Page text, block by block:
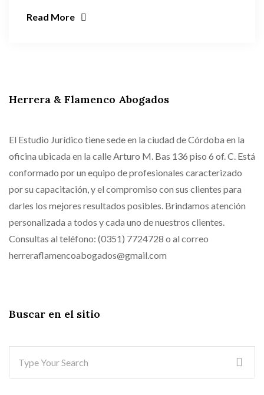
Read More
Herrera & Flamenco Abogados
El Estudio Jurídico tiene sede en la ciudad de Córdoba en la
oficina ubicada en la calle Arturo M. Bas 136 piso 6 of. C. Está
conformado por un equipo de profesionales caracterizado
por su capacitación, y el compromiso con sus clientes para
darles los mejores resultados posibles. Brindamos atención
personalizada a todos y cada uno de nuestros clientes.
Consultas al teléfono: (0351) 7724728 o al correo
herreraflamencoabogados@gmail.com
Buscar en el sitio